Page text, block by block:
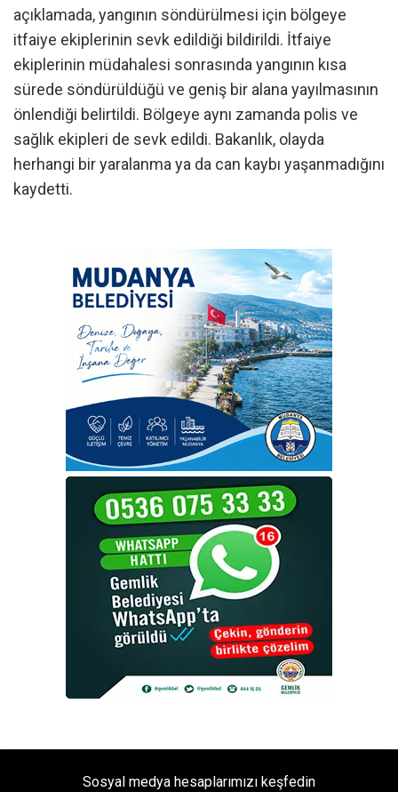
açıklamada, yangının söndürülmesi için bölgeye
itfaiye ekiplerinin sevk edildiği bildirildi. İtfaiye
ekiplerinin müdahalesi sonrasında yangının kısa
sürede söndürüldüğü ve geniş bir alana yayılmasının
önlendiği belirtildi. Bölgeye aynı zamanda polis ve
sağlık ekipleri de sevk edildi. Bakanlık, olayda
herhangi bir yaralanma ya da can kaybı yaşanmadığını
kaydetti.
Sosyal medya hesaplarımızı keşfedin